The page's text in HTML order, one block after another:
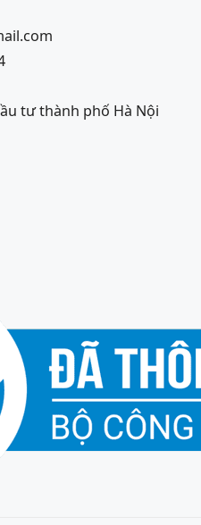
tư thành phố Hà Nội